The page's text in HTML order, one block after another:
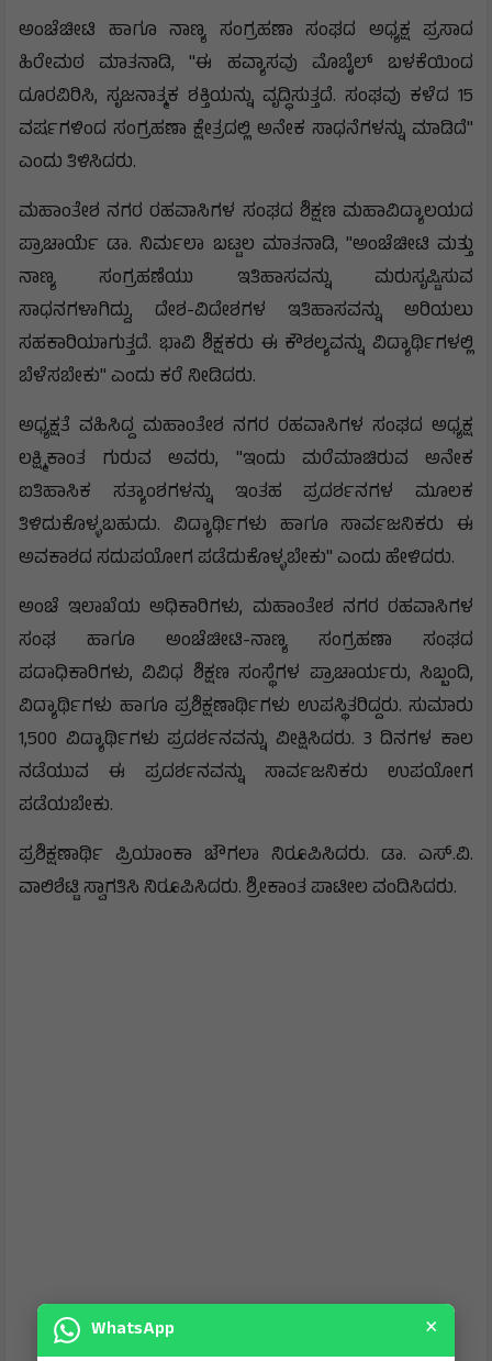
ಅಂಚೆಚೀಟಿ ಹಾಗೂ ನಾಣ್ಯ ಸಂಗ್ರಹಣಾ ಸಂಘದ ಅಧ್ಯಕ್ಷ ಪ್ರಸಾದ
ಹಿರೇಮಠ ಮಾತನಾಡಿ, "ಈ ಹವ್ಯಾಸವು ಮೊಬೈಲ್ ಬಳಕೆಯಿಂದ
ದೂರವಿರಿಸಿ, ಸೃಜನಾತ್ಮಕ ಶಕ್ತಿಯನ್ನು ವೃದ್ಧಿಸುತ್ತದೆ. ಸಂಘವು ಕಳೆದ 15
ವರ್ಷಗಳಿಂದ ಸಂಗ್ರಹಣಾ ಕ್ಷೇತ್ರದಲ್ಲಿ ಅನೇಕ ಸಾಧನೆಗಳನ್ನು ಮಾಡಿದೆ"
ಎಂದು ತಿಳಿಸಿದರು.
ಮಹಾಂತೇಶ ನಗರ ರಹವಾಸಿಗಳ ಸಂಘದ ಶಿಕ್ಷಣ ಮಹಾವಿದ್ಯಾಲಯದ
ಪ್ರಾಚಾರ್ಯೆ ಡಾ. ನಿರ್ಮಲಾ ಬಟ್ಟಲ ಮಾತನಾಡಿ, "ಅಂಚೆಚೀಟಿ ಮತ್ತು
ನಾಣ್ಯ ಸಂಗ್ರಹಣೆಯು ಇತಿಹಾಸವನ್ನು ಮರುಸೃಷ್ಟಿಸುವ
ಸಾಧನಗಳಾಗಿದ್ದು, ದೇಶ-ವಿದೇಶಗಳ ಇತಿಹಾಸವನ್ನು ಅರಿಯಲು
ಸಹಕಾರಿಯಾಗುತ್ತದೆ. ಭಾವಿ ಶಿಕ್ಷಕರು ಈ ಕೌಶಲ್ಯವನ್ನು ವಿದ್ಯಾರ್ಥಿಗಳಲ್ಲಿ
ಬೆಳೆಸಬೇಕು" ಎಂದು ಕರೆ ನೀಡಿದರು.
ಅಧ್ಯಕ್ಷತೆ ವಹಿಸಿದ್ದ ಮಹಾಂತೇಶ ನಗರ ರಹವಾಸಿಗಳ ಸಂಘದ ಅಧ್ಯಕ್ಷ
ಲಕ್ಷ್ಮಿಕಾಂತ ಗುರುವ ಅವರು, "ಇಂದು ಮರೆಮಾಚಿರುವ ಅನೇಕ
ಐತಿಹಾಸಿಕ ಸತ್ಯಾಂಶಗಳನ್ನು ಇಂತಹ ಪ್ರದರ್ಶನಗಳ ಮೂಲಕ
ತಿಳಿದುಕೊಳ್ಳಬಹುದು. ವಿದ್ಯಾರ್ಥಿಗಳು ಹಾಗೂ ಸಾರ್ವಜನಿಕರು ಈ
ಅವಕಾಶದ ಸದುಪಯೋಗ ಪಡೆದುಕೊಳ್ಳಬೇಕು" ಎಂದು ಹೇಳಿದರು.
ಅಂಚೆ ಇಲಾಖೆಯ ಅಧಿಕಾರಿಗಳು, ಮಹಾಂತೇಶ ನಗರ ರಹವಾಸಿಗಳ
ಸಂಘ ಹಾಗೂ ಅಂಚೆಚೀಟಿ-ನಾಣ್ಯ ಸಂಗ್ರಹಣಾ ಸಂಘದ
ಪದಾಧಿಕಾರಿಗಳು, ವಿವಿಧ ಶಿಕ್ಷಣ ಸಂಸ್ಥೆಗಳ ಪ್ರಾಚಾರ್ಯರು, ಸಿಬ್ಬಂದಿ,
ವಿದ್ಯಾರ್ಥಿಗಳು ಹಾಗೂ ಪ್ರಶಿಕ್ಷಣಾರ್ಥಿಗಳು ಉಪಸ್ಥಿತರಿದ್ದರು. ಸುಮಾರು
1,500 ವಿದ್ಯಾರ್ಥಿಗಳು ಪ್ರದರ್ಶನವನ್ನು ವೀಕ್ಷಿಸಿದರು. 3 ದಿನಗಳ ಕಾಲ
ನಡೆಯುವ ಈ ಪ್ರದರ್ಶನವನ್ನು ಸಾರ್ವಜನಿಕರು ಉಪಯೋಗ
ಪಡೆಯಬೇಕು.
ಪ್ರಶಿಕ್ಷಣಾರ್ಥಿ ಪ್ರಿಯಾಂಕಾ ಚೌಗಲಾ ನಿರೂಪಿಸಿದರು. ಡಾ. ಎಸ್.ವಿ.
ವಾಲಿಶೆಟ್ಟಿ ಸ್ವಾಗತಿಸಿ ನಿರೂಪಿಸಿದರು. ಶ್ರೀಕಾಂತ ಪಾಟೀಲ ವಂದಿಸಿದರು.
WhatsApp ×